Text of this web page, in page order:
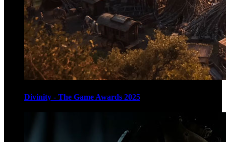
Divinity - The Game Awards 2025